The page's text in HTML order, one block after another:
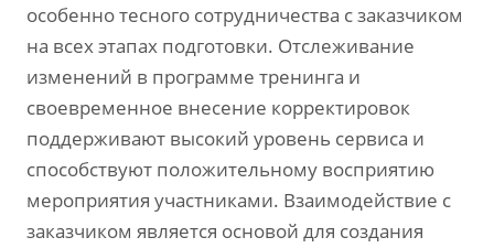
особенно тесного сотрудничества с заказчиком
на всех этапах подготовки. Отслеживание
изменений в программе тренинга и
своевременное внесение корректировок
поддерживают высокий уровень сервиса и
способствуют положительному восприятию
мероприятия участниками. Взаимодействие с
заказчиком является основой для создания